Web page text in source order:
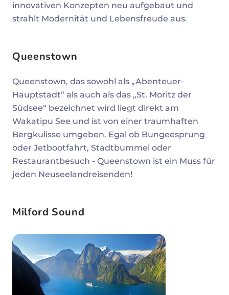
innovativen Konzepten neu aufgebaut und
strahlt Modernität und Lebensfreude aus.
Queenstown
Queenstown, das sowohl als „Abenteuer-
Hauptstadt“ als auch als das „St. Moritz der
Südsee“ bezeichnet wird liegt direkt am
Wakatipu See und ist von einer traumhaften
Bergkulisse umgeben. Egal ob Bungeesprung
oder Jetbootfahrt, Stadtbummel oder
Restaurantbesuch - Queenstown ist ein Muss für
jeden Neuseelandreisenden!
Milford Sound